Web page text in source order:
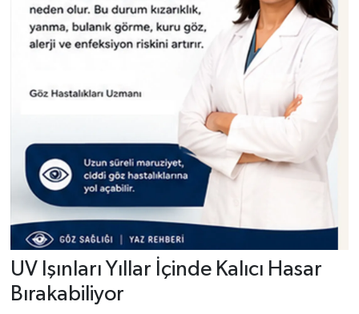
UV Işınları Yıllar İçinde Kalıcı Hasar
Bırakabiliyor